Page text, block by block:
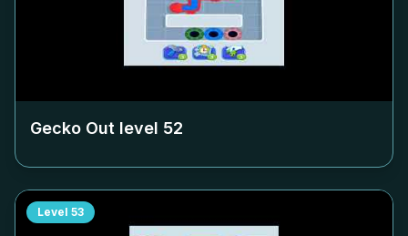
Gecko Out level 52
Level 53